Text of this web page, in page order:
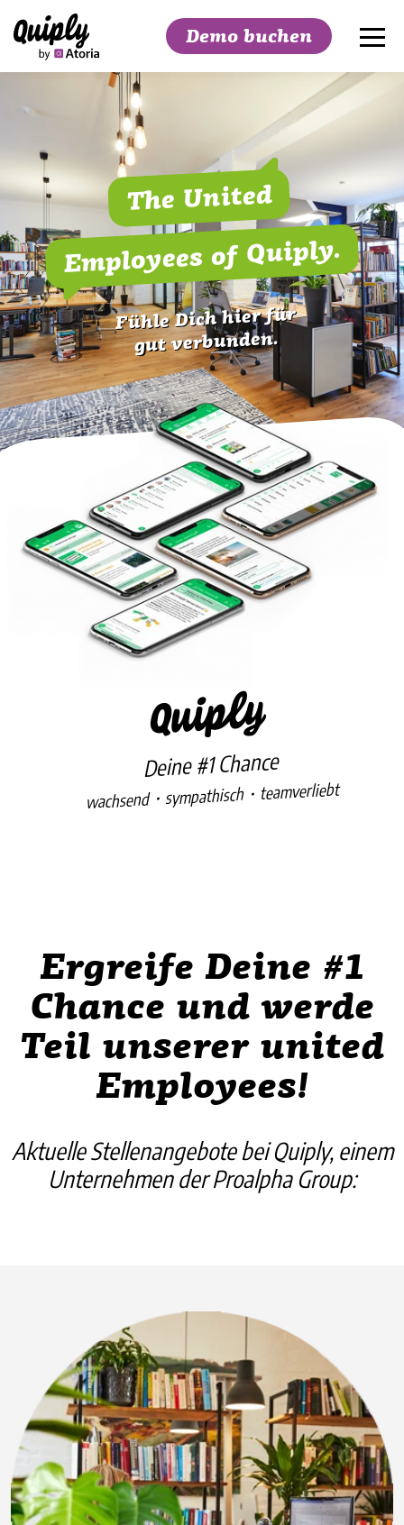
Demo buchen
The United
Employees of Quiply.
Fühle Dich hier für
gut verbunden.
Deine #1 Chance
wachsend・sympathisch・teamverliebt
Ergreife Deine #1
Chance und werde
Teil unserer united
Employees!
Aktuelle Stellenangebote bei Quiply, einem
Unternehmen der Proalpha Group: